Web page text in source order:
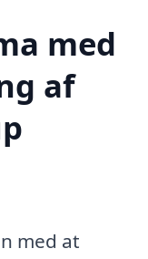
med
af
med at